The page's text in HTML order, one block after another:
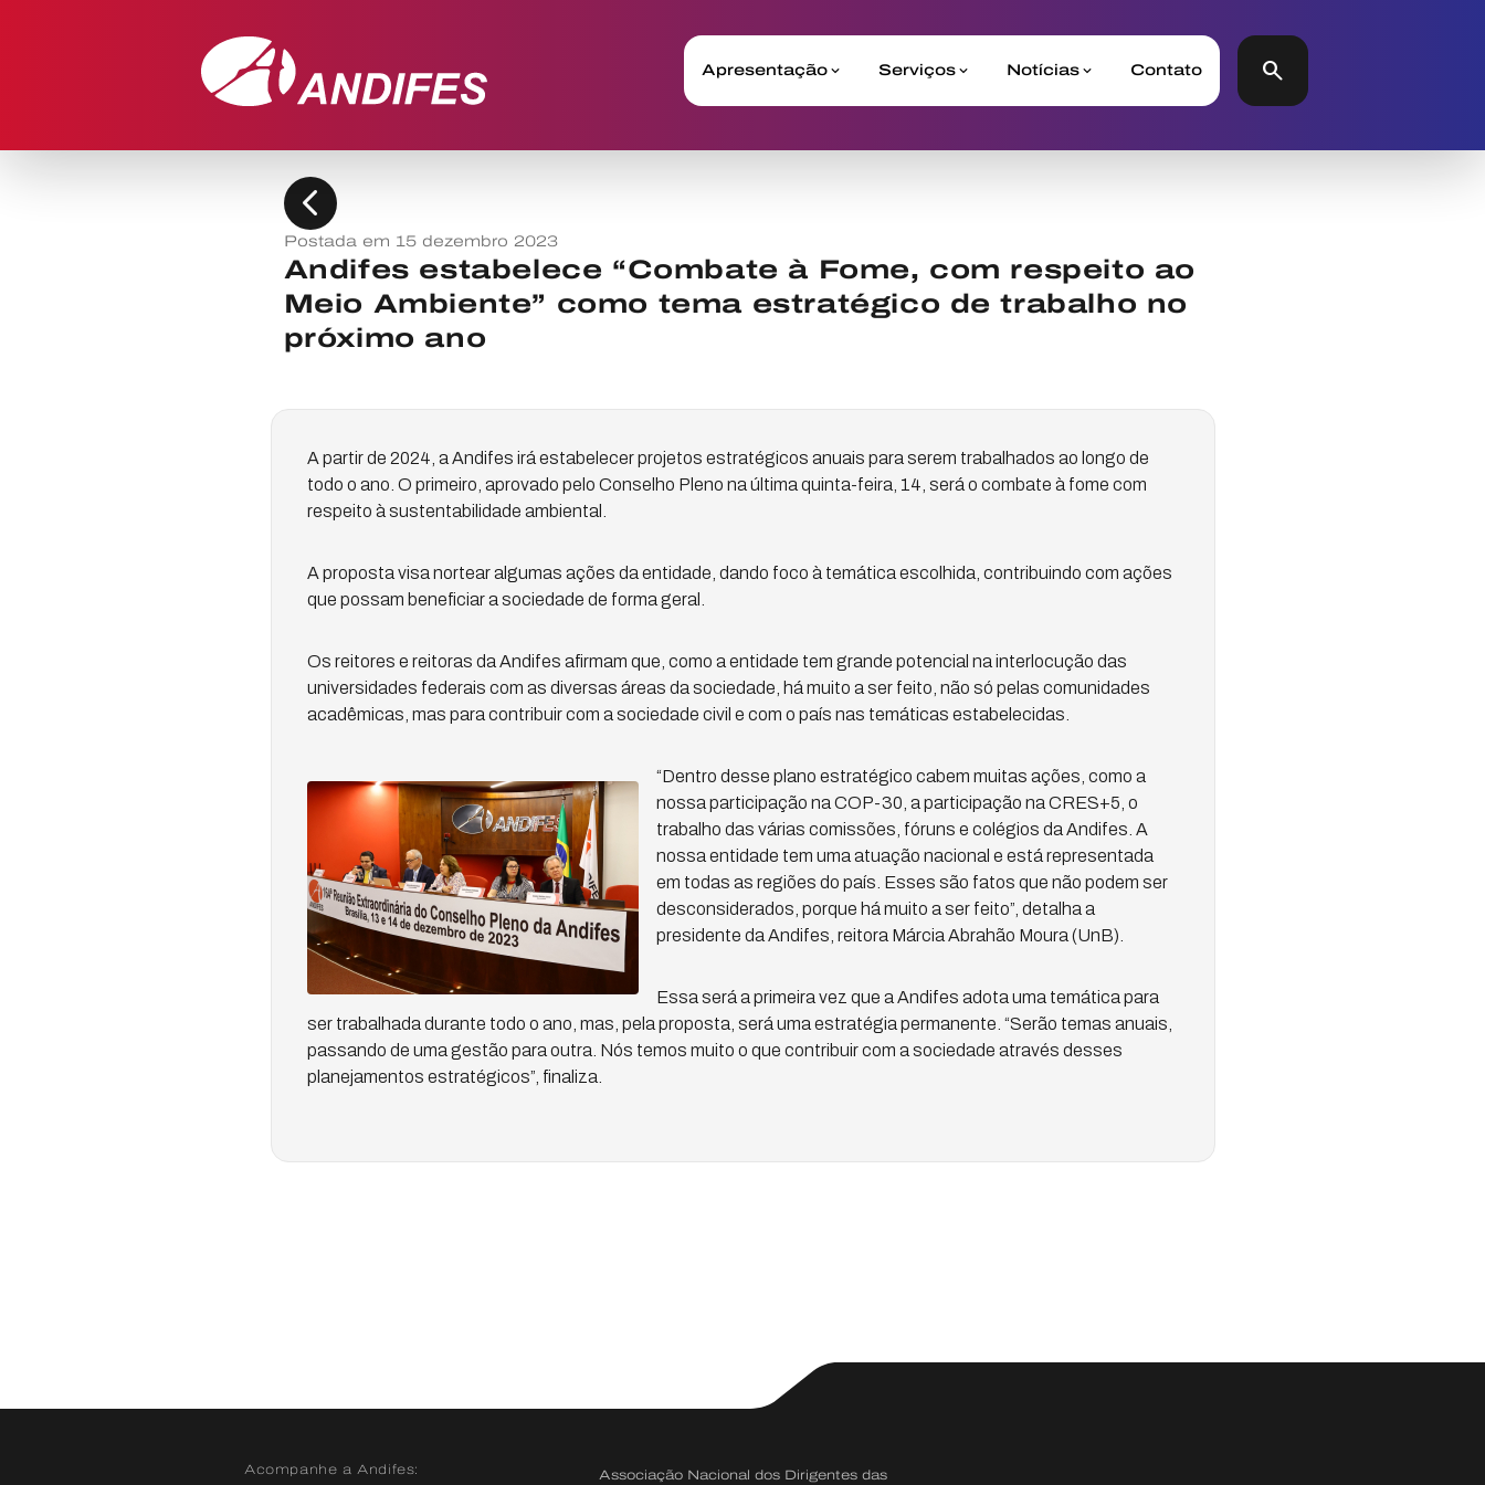
Apresentação Serviços Notícias Contato search
chevron_left
Postada em 15 dezembro 2023
Andifes estabelece “Combate à Fome, com respeito ao
Meio Ambiente” como tema estratégico de trabalho no
próximo ano
A partir de 2024, a Andifes irá estabelecer projetos estratégicos anuais para serem trabalhados ao longo de
todo o ano. O primeiro, aprovado pelo Conselho Pleno na última quinta-feira, 14, será o combate à fome com
respeito à sustentabilidade ambiental.
A proposta visa nortear algumas ações da entidade, dando foco à temática escolhida, contribuindo com ações
que possam beneficiar a sociedade de forma geral.
Os reitores e reitoras da Andifes afirmam que, como a entidade tem grande potencial na interlocução das
universidades federais com as diversas áreas da sociedade, há muito a ser feito, não só pelas comunidades
acadêmicas, mas para contribuir com a sociedade civil e com o país nas temáticas estabelecidas.
“Dentro desse plano estratégico cabem muitas ações, como a
nossa participação na COP-30, a participação na CRES+5, o
trabalho das várias comissões, fóruns e colégios da Andifes. A
nossa entidade tem uma atuação nacional e está representada
em todas as regiões do país. Esses são fatos que não podem ser
desconsiderados, porque há muito a ser feito”, detalha a
presidente da Andifes, reitora Márcia Abrahão Moura (UnB).
Essa será a primeira vez que a Andifes adota uma temática para
ser trabalhada durante todo o ano, mas, pela proposta, será uma estratégia permanente. “Serão temas anuais,
passando de uma gestão para outra. Nós temos muito o que contribuir com a sociedade através desses
planejamentos estratégicos”, finaliza.
Acompanhe a Andifes: Associação Nacional dos Dirigentes das